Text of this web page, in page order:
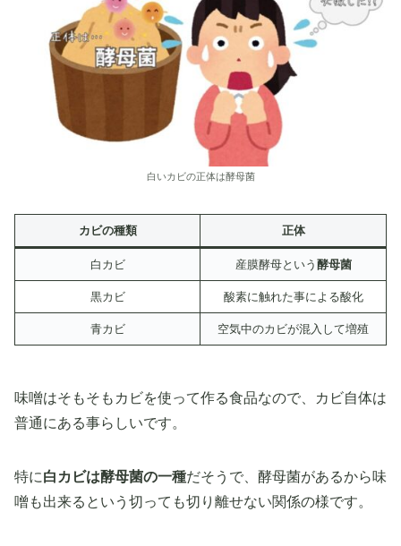
白いカビの正体は酵母菌
カビの種類 正体
白カビ 産膜酵母という 酵母菌
黒カビ 酸素に触れた事による酸化
青カビ 空気中のカビが混入して増殖
味噌はそもそもカビを使って作る食品なので、カビ自体は
普通にある事らしいです。
特に白カビは酵母菌の一種だそうで、酵母菌があるから味
噌も出来るという切っても切り離せない関係の様です。